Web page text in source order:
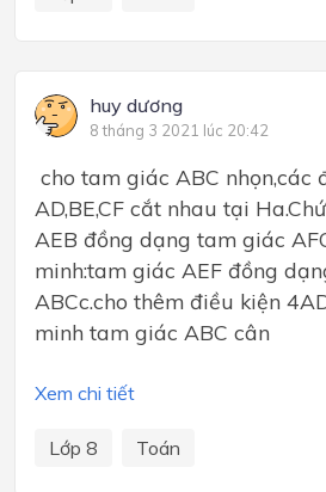
huy dương
8 tháng 3 2021 lúc 20:42
cho tam giác ABC nhọn,các
AD,BE,CF cắt nhau tại
AEB đồng dạng tam giác
minh:tam giác AEF đồng
ABCc.cho thêm điều kiện
minh tam giác ABC cân
Xem chi tiết
Lớp 8 Toán